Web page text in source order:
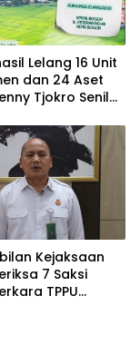
Lelang 16 Unit
dan 24 Aset
Tjokro Senilai
Kejaksaan
7 Saksi
TPPU